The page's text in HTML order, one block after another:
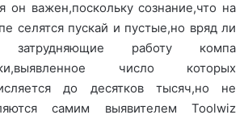
он важен,поскольку сознание,что на
селятся пускай и пустые,но вряд ли
работу компа
число которых
до десятков тысяч,но не
самим выявителем Toolwiz